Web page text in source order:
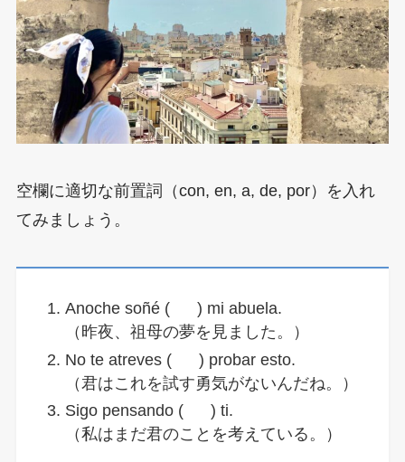
空欄に適切な前置詞（con, en, a, de, por）を入れ
てみましょう。
Anoche soñé ( ) mi abuela.
（昨夜、祖母の夢を見ました。）
No te atreves ( ) probar esto.
（君はこれを試す勇気がないんだね。）
Sigo pensando ( ) ti.
（私はまだ君のことを考えている。）